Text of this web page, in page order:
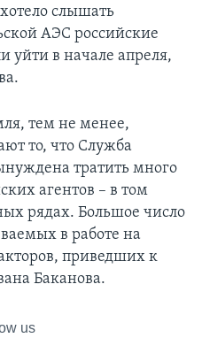
слышать
АЭС российские
в начале апреля,
тем не менее,
то, что Служба
тратить много
агентов – в том
рядах. Большое число
в работе на
приведших к
Баканова.
us